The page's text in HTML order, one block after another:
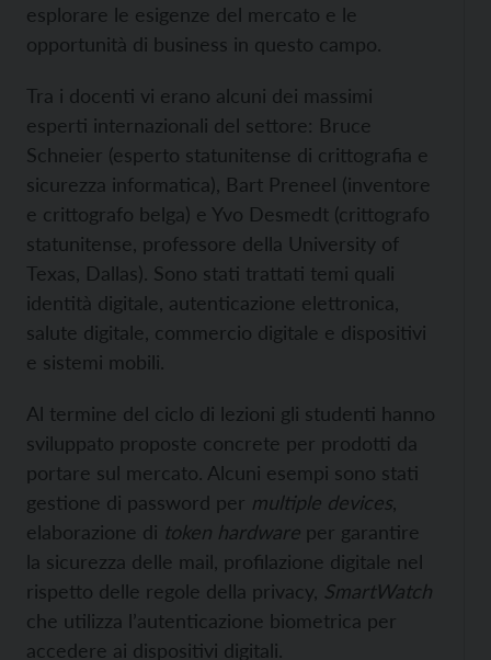
esplorare le esigenze del mercato e le
opportunità di business in questo campo.
Tra i docenti vi erano alcuni dei massimi
esperti internazionali del settore: Bruce
Schneier (esperto statunitense di crittografia e
sicurezza informatica), Bart Preneel (inventore
e crittografo belga) e Yvo Desmedt (crittografo
statunitense, professore della University of
Texas, Dallas). Sono stati trattati temi quali
identità digitale, autenticazione elettronica,
salute digitale, commercio digitale e dispositivi
e sistemi mobili.
Al termine del ciclo di lezioni gli studenti hanno
sviluppato proposte concrete per prodotti da
portare sul mercato. Alcuni esempi sono stati
gestione di password per multiple devices
elaborazione di token hardware per garantire
la sicurezza delle mail, profilazione digitale nel
rispetto delle regole della privacy, SmartWatch
che utilizza l’autenticazione biometrica per
accedere ai dispositivi digitali.